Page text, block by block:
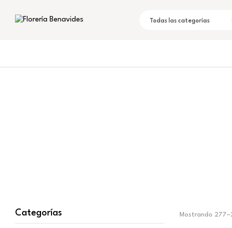
Todas las categorías
Categorías Mostrando